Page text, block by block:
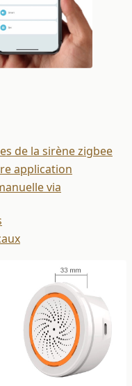
de la sirène zigbee
application
via